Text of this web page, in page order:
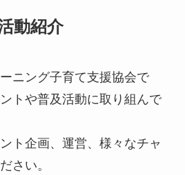
動紹介
ニング子育て支援協会で
トや普及活動に取り組んで
ト企画、運営、様々なチャ
さい。